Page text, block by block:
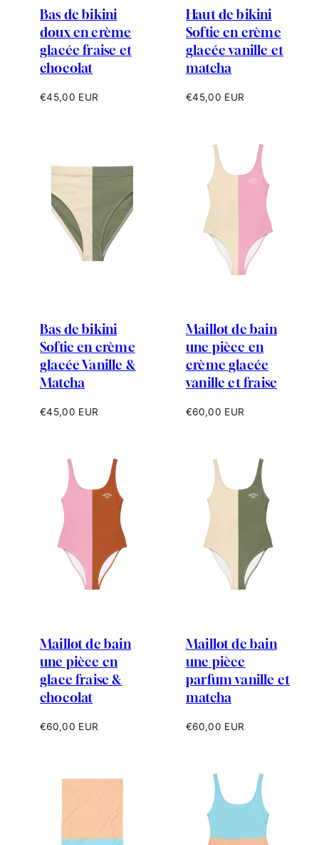
Bas de bikini
doux en crème
glacée fraise et
chocolat
Prix
€45,00 EUR
Haut de bikini
Softie en crème
glacée vanille et
matcha
Prix
€45,00 EUR
Bas de bikini
Softie en crème
glacée Vanille &
Matcha
Prix
€45,00 EUR
Maillot de bain
une pièce en
crème glacée
vanille et fraise
Prix
€60,00 EUR
Maillot de bain
une pièce en
glace fraise &
chocolat
Prix
€60,00 EUR
Maillot de bain
une pièce
parfum vanille et
matcha
Prix
€60,00 EUR